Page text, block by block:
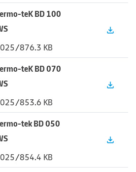
teK BD 100
/876.3 KB
file_download
teK BD 070
/853.6 KB
file_download
tek BD 050
/854.4 KB
file_download